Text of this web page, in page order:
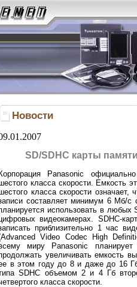
Новости
SD/SDHC карты
Panasonic
класса скорости. Емкость
класса скорости означает,
составляет минимум 6 Мб/с
использовать в любых
видеокамерах. SDHC-
приблизительно 1 час
Video Codec High
миру Panasonic
увеличивать емкость
в этом году до 8 и даже до 16
SDHC объемом 2 и 4 Гб
класса скорости.